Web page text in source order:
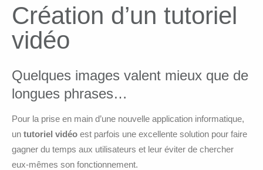
Création d’un tutoriel
vidéo
Quelques images valent mieux que de
longues phrases…
Pour la prise en main d’une nouvelle application informatique,
un tutoriel vidéo est parfois une excellente solution pour faire
gagner du temps aux utilisateurs et leur éviter de chercher
eux-mêmes son fonctionnement.